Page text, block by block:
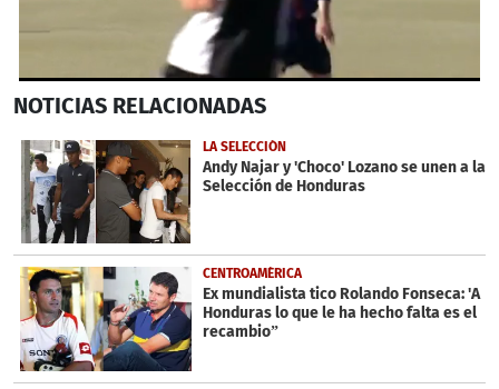
seconds
2
minutes,
20
seconds
NOTICIAS RELACIONADAS
LA SELECCIÓN
Andy Najar y 'Choco' Lozano se unen a la
Selección de Honduras
CENTROAMÉRICA
Ex mundialista tico Rolando Fonseca: 'A
Honduras lo que le ha hecho falta es el
recambio”